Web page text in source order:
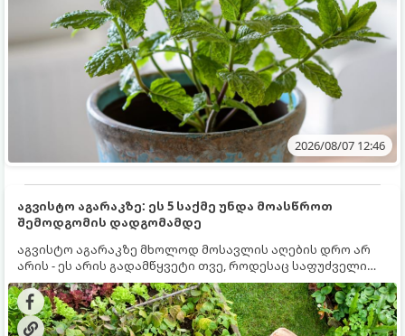
2026/08/07 12:46
აგვისტო აგარაკზე: ეს 5 საქმე უნდა მოასწროთ
შემოდგომის დადგომამდე
აგვისტო აგარაკზე მხოლოდ მოსავლის აღების დრო არ
არის - ეს არის გადამწყვეტი თვე, როდესაც საფუძველი
ეყრება მომავალი წლის მოსავალს და ბაღი მზადდება
შემოდგომა-ზამთრის სეზონისთვის. იმისათვის, რომ
ნიადაგმა ენერგია აღიდგინოს, ხოლო მცენარეებმა
ზამთარს გაუძლონ, აგვისტოს ბოლომდე 5